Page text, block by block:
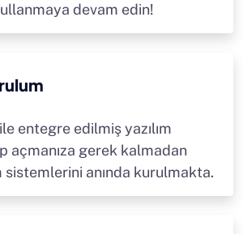
devam edin!
entegre edilmiş yazılım
açmanıza gerek kalmadan
sistemlerini anında kurulmakta.